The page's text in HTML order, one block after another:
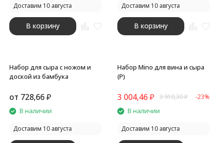
Доставим 10 августа
В корзину
Доставим 10 августа
В корзину
Набор для сыра с ножом и
доской из бамбука
от 728,66₽
В наличии
Доставим 10 августа
Набор Mino для вина и сыра
(Р)
3 004,46₽ 3 910,30₽ -23%
В наличии
Доставим 10 августа